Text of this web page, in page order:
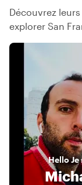
Découvrez
explorer San
HelloJe